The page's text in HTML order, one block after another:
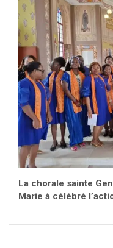
La chorale sainte
Marie à célébré